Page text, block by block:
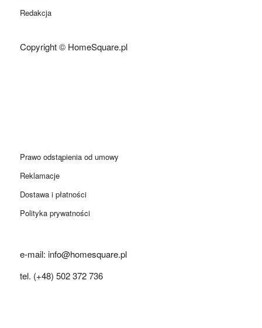
Redakcja
Copyright © HomeSquare.pl
Prawo odstąpienia od umowy
Reklamacje
Dostawa i płatności
Polityka prywatności
e-mail: info@homesquare.pl
tel. (+48) 502 372 736